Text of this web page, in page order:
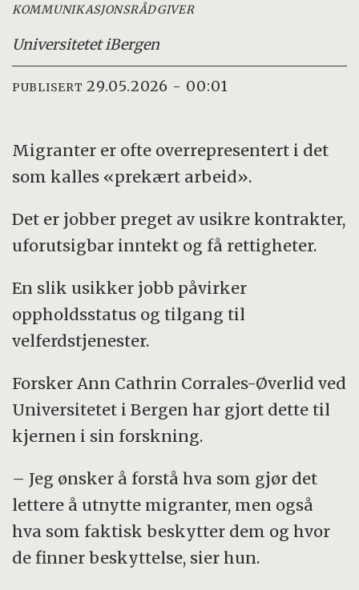
KOMMUNIKASJONSRÅDGIVER
Universitetet iBergen
PUBLISERT 29.05.2026 - 00:01
Migranter er ofte overrepresentert i det
som kalles «prekært arbeid».
Det er jobber preget av usikre kontrakter,
uforutsigbar inntekt og få rettigheter.
En slik usikker jobb påvirker
oppholdsstatus og tilgang til
velferdstjenester.
Forsker Ann Cathrin Corrales-Øverlid ved
Universitetet i Bergen har gjort dette til
kjernen i sin forskning.
– Jeg ønsker å forstå hva som gjør det
lettere å utnytte migranter, men også
hva som faktisk beskytter dem og hvor
de finner beskyttelse, sier hun.